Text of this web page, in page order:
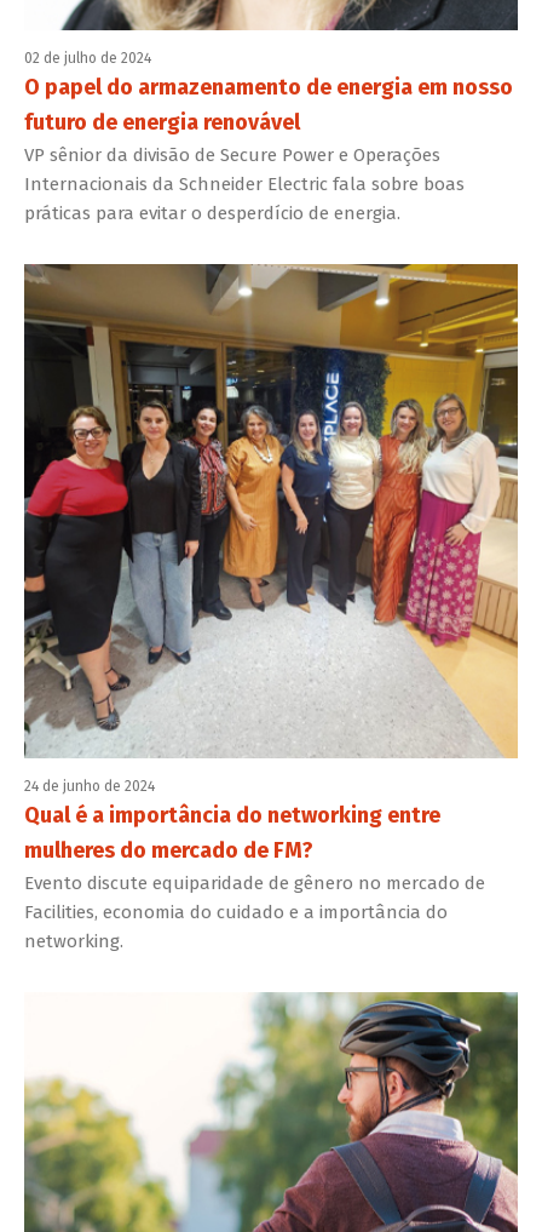
02 de julho de 2024
O papel do armazenamento de energia em nosso
futuro de energia renovável
VP sênior da divisão de Secure Power e Operações
Internacionais da Schneider Electric fala sobre boas
práticas para evitar o desperdício de energia.
24 de junho de 2024
Qual é a importância do networking entre
mulheres do mercado de FM?
Evento discute equiparidade de gênero no mercado de
Facilities, economia do cuidado e a importância do
networking.